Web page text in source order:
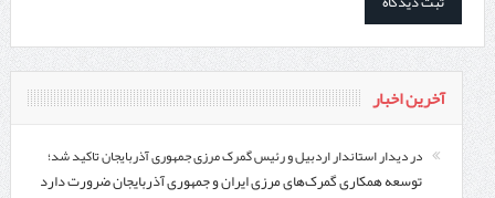
آخرین اخبار
در دیدار استاندار اردبیل و رئیس گمرک مرزی جمهوری آذربایجان تاکید شد؛
توسعه همکاری گمرک‌های مرزی ایران و جمهوری آذربایجان ضرورت دارد